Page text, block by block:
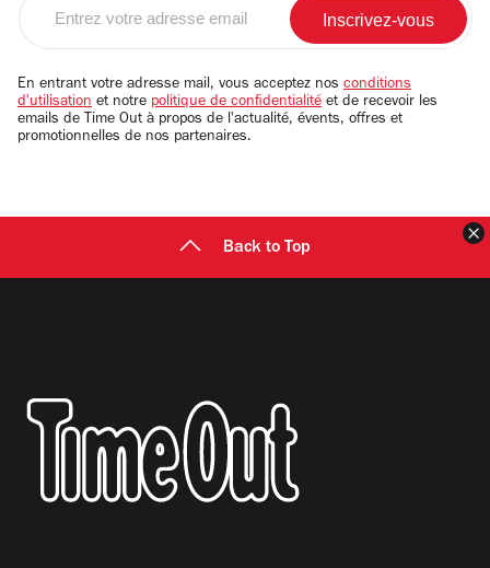
email
En entrant votre adresse mail, vous acceptez nos conditions
d'utilisation et notre politique de confidentialité et de recevoir les
emails de Time Out à propos de l'actualité, évents, offres et
promotionnelles de nos partenaires.
Back to Top